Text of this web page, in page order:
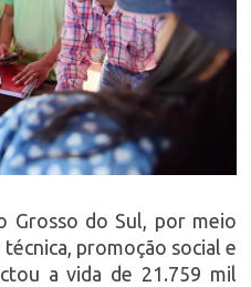
Grosso do Sul, por meio
técnica, promoção social e
a vida de 21.759 mil